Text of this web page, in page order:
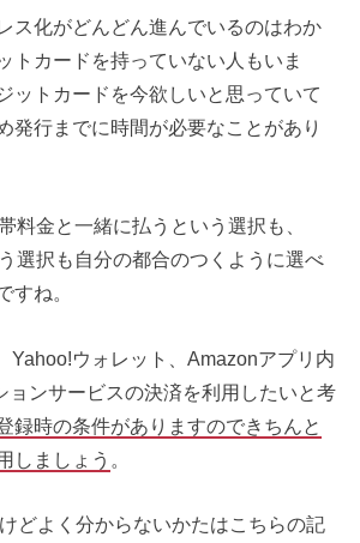
ス化がどんどん進んでいるのはわか
トカードを持っていない人もいま
ットカードを今欲しいと思っていて
発行までに時間が必要なことがあり
料金と一緒に払うという選択も、
選択も自分の都合のつくように選べ
すね。
Yahoo!ウォレット、Amazonアプリ内
ョンサービスの決済を利用したいと考
録時の条件がありますのできちんと
しましょう
どよく分からないかたはこちらの記